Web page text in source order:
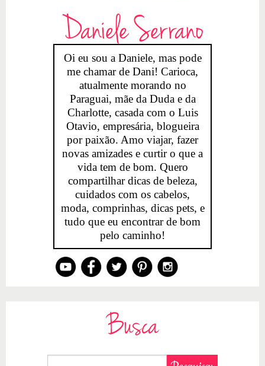
Daniele Serrano
Oi eu sou a Daniele, mas pode
me chamar de Dani! Carioca,
atualmente morando no
Paraguai, mãe da Duda e da
Charlotte, casada com o Luis
Otavio, empresária, blogueira
por paixão. Amo viajar, fazer
novas amizades e curtir o que a
vida tem de bom. Quero
compartilhar dicas de beleza,
cuidados com os cabelos,
moda, comprinhas, dicas pets, e
tudo que eu encontrar de bom
pelo caminho!
Busca